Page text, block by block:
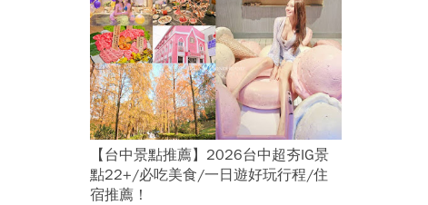
【台中景點推薦】2026台中超夯IG景
點22+/必吃美食/一日遊好玩行程/住
宿推薦！